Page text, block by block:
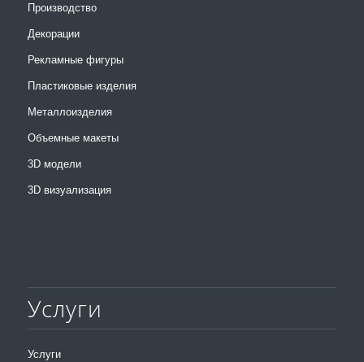
Производство
Декорации
Рекламные фигуры
Пластиковые изделия
Металлоизделия
Объемные макеты
3D модели
3D визуализация
Услуги
Услуги